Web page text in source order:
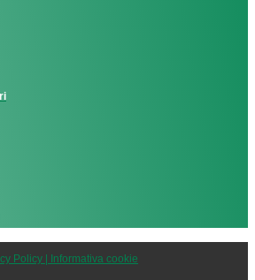
Policy | Informativa cookie